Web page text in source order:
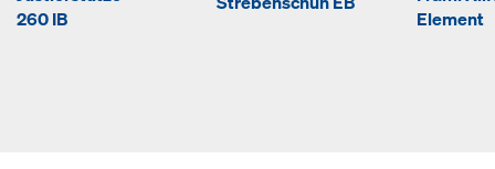
260 IB
Element